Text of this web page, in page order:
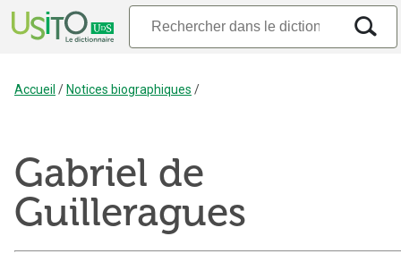
Accueil /Notices biographiques /
Gabriel de
Guilleragues